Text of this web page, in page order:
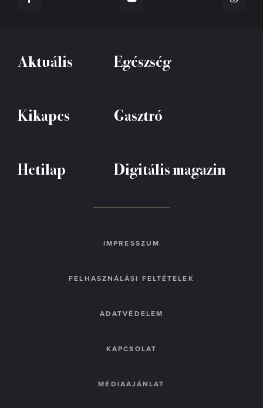
Aktuális Egészség
Kikapcs Gasztró
Hetilap Digitális magazin
IMPRESSZUM
FELHASZNÁLÁSI FELTÉTELEK
ADATVÉDELEM
KAPCSOLAT
MÉDIAAJÁNLAT